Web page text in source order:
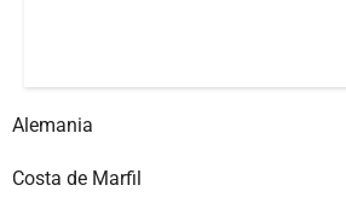
Alemania
Costa de Marfil